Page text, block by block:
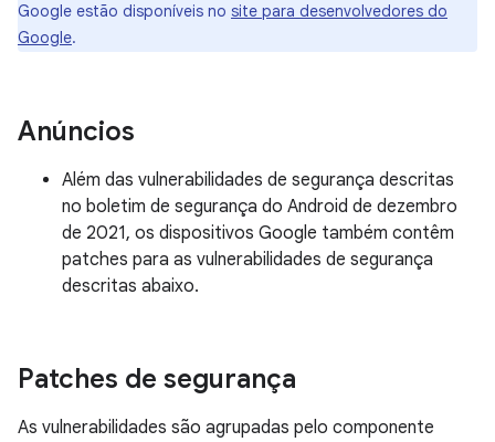
Google estão disponíveis no site para desenvolvedores do
Google.
Anúncios
Além das vulnerabilidades de segurança descritas
no boletim de segurança do Android de dezembro
de 2021, os dispositivos Google também contêm
patches para as vulnerabilidades de segurança
descritas abaixo.
Patches de segurança
As vulnerabilidades são agrupadas pelo componente